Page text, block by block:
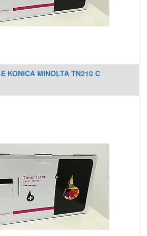
KONICA MINOLTA TN210 C